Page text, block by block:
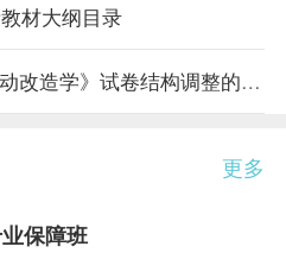
材大纲目录
关于自学考试《罪犯劳动改造学》试卷结构调整的说明
更多
保障班